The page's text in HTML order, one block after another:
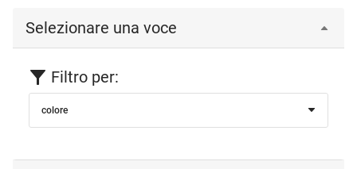
Selezionare una voce
Filtro per:
colore